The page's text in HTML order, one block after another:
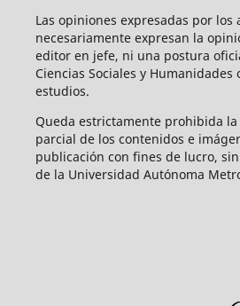
Las opiniones expresadas por los
necesariamente expresan la
editor en jefe, ni una postura
Ciencias Sociales y Humanidades
estudios.
Queda estrictamente prohibida
parcial de los contenidos e
publicación con fines de lucro,
de la Universidad Autónoma